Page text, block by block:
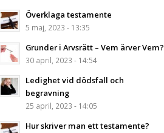
Överklaga testamente
5 maj, 2023 - 13:35
Grunder i Arvsrätt – Vem ärver Vem?
30 april, 2023 - 14:54
Ledighet vid dödsfall och
begravning
25 april, 2023 - 14:05
Hur skriver man ett testamente?